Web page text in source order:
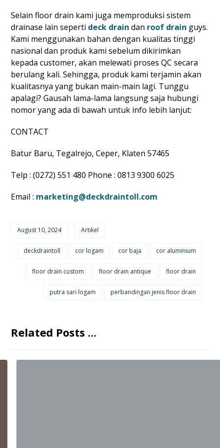
Selain floor drain kami juga memproduksi sistem
drainase lain seperti deck drain dan roof drain guys.
Kami menggunakan bahan dengan kualitas tinggi
nasional dan produk kami sebelum dikirimkan
kepada customer, akan melewati proses QC secara
berulang kali. Sehingga, produk kami terjamin akan
kualitasnya yang bukan main-main lagi. Tunggu
apalagi? Gausah lama-lama langsung saja hubungi
nomor yang ada di bawah untuk info lebih lanjut:
CONTACT
Batur Baru, Tegalrejo, Ceper, Klaten 57465
Telp : (0272) 551 480 Phone : 0813 9300 6025
Email : marketing@deckdraintoll.com
August 10, 2024 Artikel
cor aluminium
cor baja
cor logam
deckdraintoll
floor drain
floor drain antique
floor drain custom
perbandingan jenis floor drain
putra sari logam
Related Posts ...